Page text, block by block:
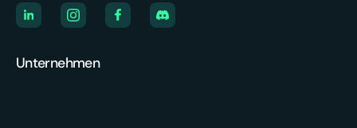
Unternehmen